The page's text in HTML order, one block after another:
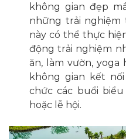
không gian đẹp
những trải nghiệm
này có thể thực
động trải nghiệm
ăn, làm vườn, yoga
không gian kết
chức các buổi
hoặc lễ hội.